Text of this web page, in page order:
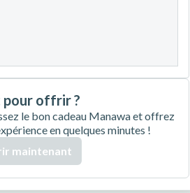
pour offrir ?
le bon cadeau Manawa et offrez
en quelques minutes !
maintenant